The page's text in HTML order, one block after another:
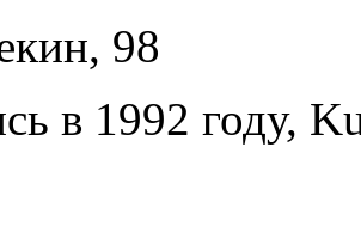
98
в 1992 году,